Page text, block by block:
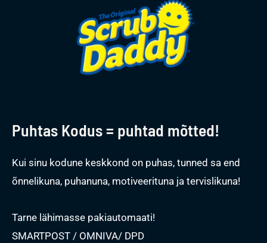
Puhtas Kodus = puhtad mõtted!
Kui sinu kodune keskkond on puhas, tunned sa end
õnnelikuna, puhanuna, motiveerituna ja tervislikuna!
Tarne lähimasse pakiautomaati!
SMARTPOST / OMNIVA/ DPD